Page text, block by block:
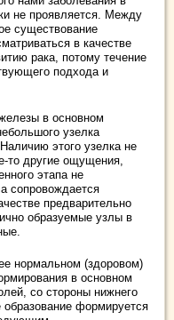
не проявляется. Между
существование
в качестве
рака, потому течение
подхода и
в основном
узелка
этого узелка не
то другие ощущения,
этапа не
сопровождается
предварительно
образуемые узлы в
нормальном (здоровом)
в основном
со стороны нижнего
формируется